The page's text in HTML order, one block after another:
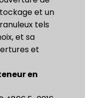
et un
tels
et sa
et
en